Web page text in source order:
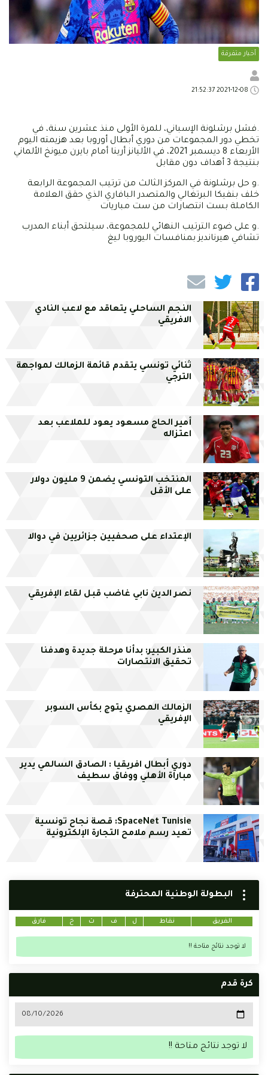
أخبار متفرقة
.فشل برشلونة الإسباني، للمرة الأولى منذ عشرين سنة، في
تخطي دور المجموعات من دوري أبطال أوروبا بعد هزيمته اليوم
الأربعاء 8 ديسمبر 2021، في الأليانز أرينا أمام بايرن ميونخ الألماني
بنتيجة 3 أهداف دون مقابل
.و حل برشلونة في المركز الثالث من ترتيب المجموعة الرابعة
خلف بنفيكا البرتغالي والمتصدر البافاري الذي حقق العلامة
الكاملة بست انتصارات من ست مباريات
.و على ضوء الترتيب النهائي للمجموعة، سيلتحق أبناء المدرب
تشافي هيرنانديز بمنافسات اليوروبا ليغ
النجم الساحلي يتعاقد مع لاعب النادي
الافريقي
ثنائي تونسي يتقدم قائمة الزمالك لمواجهة
الترجي
أمير الحاج مسعود يعود للملاعب بعد
اعتزاله
المنتخب التونسي يضمن 9 مليون دولار
على الأقل
الإعتداء على صحفيين جزائريين في دوالا
نصر الدين نابي غاضب قبل لقاء الإفريقي
منذر الكبير: بدأنا مرحلة جديدة وهدفنا
تحقيق الانتصارات
الزمالك المصري يتوج بكأس السوبر
الإفريقي
دوري أبطال افريقيا : الصادق السالمي يدير
مباراة الأهلي ووفاق سطيف
SpaceNet Tunisie: قصة نجاح تونسية
تعيد رسم ملامح التجارة الإلكترونية
البطولة الوطنية المحترفة
الفريق نقاط ل ف ت خ فارق
لا توجد نتائج متاحة !!
كرة قدم
لا توجد نتائج متاحة !!